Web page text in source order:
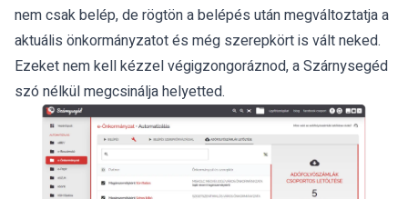
nem csak belép, de rögtön a belépés után megváltoztatja a
aktuális önkormányzatot és még szerepkört is vált neked.
Ezeket nem kell kézzel végigzongoráznod, a Szárnysegéd
szó nélkül megcsinálja helyetted.